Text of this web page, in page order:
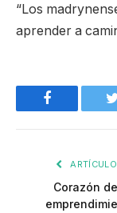
“Los
aprender a
Facebook
Corazón